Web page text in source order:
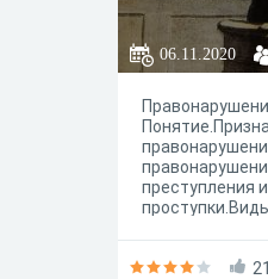
06.11.2020
преступления и
21